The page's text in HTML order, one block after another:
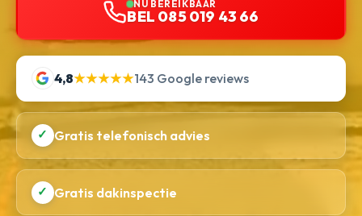
NU BEREIKBAAR
BEL 085 019 43 66
4,8★★★★★143 Google reviews
✓ Gratis telefonisch advies
✓ Gratis dakinspectie